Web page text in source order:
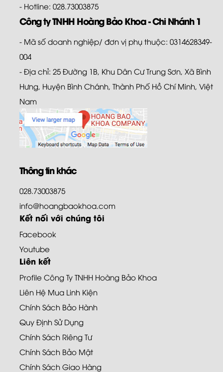
- Hotline: 028.73003875
Công ty TNHH Hoàng Bảo Khoa - Chi Nhánh 1
- Mã số doanh nghiệp/ đơn vị phụ thuộc: 0314628349-
004
- Địa chỉ: 25 Đường 1B, Khu Dân Cư Trung Sơn, Xã Bình
Hưng, Huyện Bình Chánh, Thành Phố Hồ Chí Minh, Việt
Nam
Thông tin khác
028.73003875
info@hoangbaokhoa.com
Kết nối với chúng tôi
Facebook
Youtube
Liên kết
Profile Công Ty TNHH Hoàng Bảo Khoa
Liên Hệ Mua Linh Kiện
Chính Sách Bảo Hành
Quy Định Sử Dụng
Chính Sách Riêng Tư
Chính Sách Bảo Mật
Chính Sách Giao Hàng